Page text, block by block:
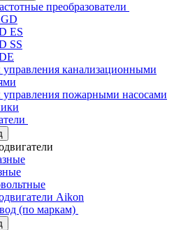
преобразователи
ES
SS
канализационными
пожарными насосами
Aikon
(по маркам)